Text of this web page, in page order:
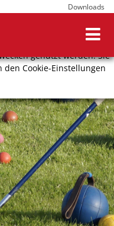
ein optimales
zählen Cookies, die für
sowie solche, die
genutzt werden. Sie
Cookie-Einstellungen
Downloads